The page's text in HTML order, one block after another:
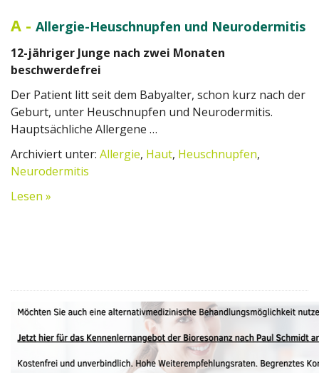
A - Allergie-Heuschnupfen und Neurodermitis
12-jähriger Junge nach zwei Monaten
beschwerdefrei
Der Patient litt seit dem Babyalter, schon kurz nach der
Geburt, unter Heuschnupfen und Neurodermitis.
Hauptsächliche Allergene …
Archiviert unter: Allergie, Haut, Heuschnupfen,
Neurodermitis
Lesen »